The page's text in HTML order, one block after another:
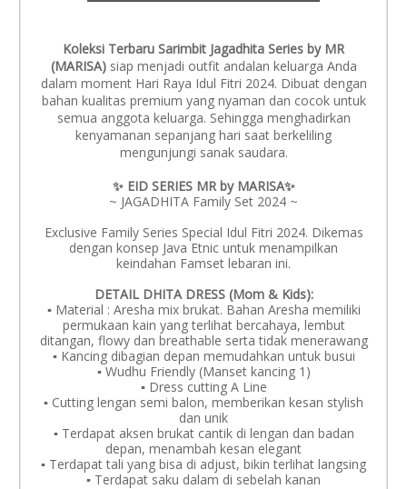
Koleksi Terbaru Sarimbit Jagadhita Series by MR
(MARISA) siap menjadi outfit andalan keluarga Anda
dalam moment Hari Raya Idul Fitri 2024. Dibuat dengan
bahan kualitas premium yang nyaman dan cocok untuk
semua anggota keluarga. Sehingga menghadirkan
kenyamanan sepanjang hari saat berkeliling
mengunjungi sanak saudara.
✨ EID SERIES MR by MARISA✨
~ JAGADHITA Family Set 2024 ~
Exclusive Family Series Special Idul Fitri 2024. Dikemas
dengan konsep Java Etnic untuk menampilkan
keindahan Famset lebaran ini.
DETAIL DHITA DRESS (Mom & Kids):
▪️ Material : Aresha mix brukat. Bahan Aresha memiliki
permukaan kain yang terlihat bercahaya, lembut
ditangan, flowy dan breathable serta tidak menerawang
▪️ Kancing dibagian depan memudahkan untuk busui
▪️ Wudhu Friendly (Manset kancing 1)
▪️ Dress cutting A Line
▪️ Cutting lengan semi balon, memberikan kesan stylish
dan unik
▪️ Terdapat aksen brukat cantik di lengan dan badan
depan, menambah kesan elegant
▪️ Terdapat tali yang bisa di adjust, bikin terlihat langsing
▪️ Terdapat saku dalam di sebelah kanan